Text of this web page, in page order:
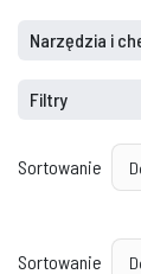
Narzędzia i
Filtry
Sortowanie
Sortowanie